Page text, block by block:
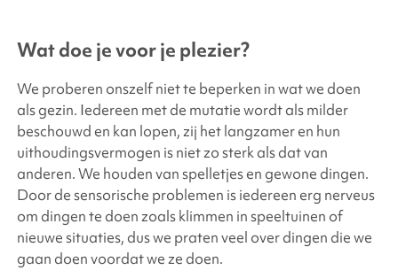
Wat doe je voor je plezier?
We proberen onszelf niet te beperken in wat we doen
als gezin. Iedereen met de mutatie wordt als milder
beschouwd en kan lopen, zij het langzamer en hun
uithoudingsvermogen is niet zo sterk als dat van
anderen. We houden van spelletjes en gewone dingen.
Door de sensorische problemen is iedereen erg nerveus
om dingen te doen zoals klimmen in speeltuinen of
nieuwe situaties, dus we praten veel over dingen die we
gaan doen voordat we ze doen.